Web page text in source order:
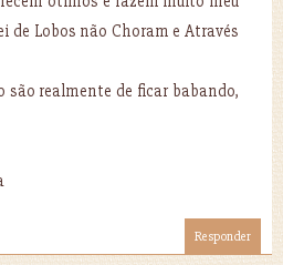
de Lobos não Choram e Através
são realmente de ficar babando,
Responder